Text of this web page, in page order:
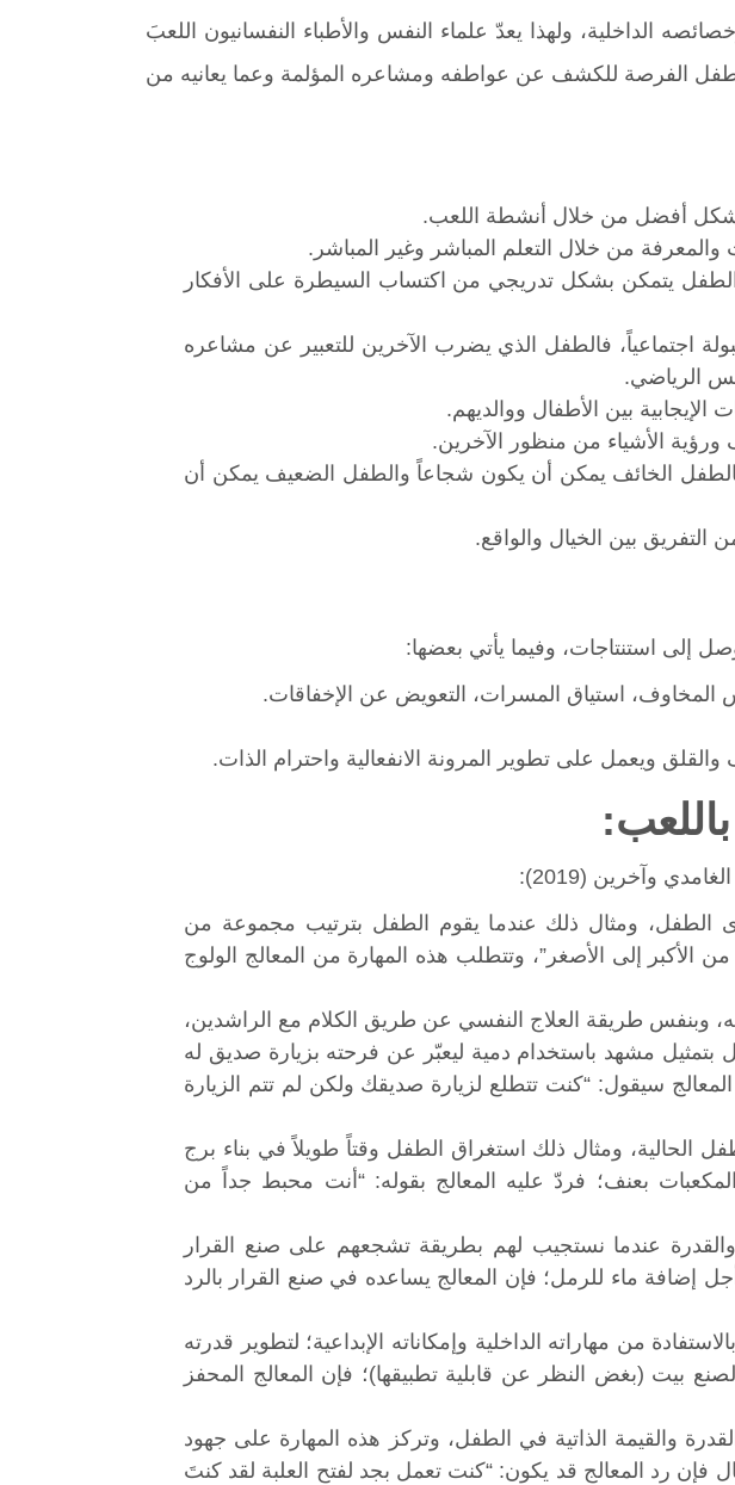
الداخلية، ولهذا يعدّ علماء النفس والأطباء النفسانيون اللعبَ
للطفل الفرصة للكشف عن عواطفه ومشاعره المؤلمة وعما يعانيه من
بشكل أفضل من خلال أنشطة اللعب.
من خلال التعلم المباشر وغير المباشر.
الطفل يتمكن بشكل تدريجي من اكتساب السيطرة على الأفكار
اجتماعياً، فالطفل الذي يضرب الآخرين للتعبير عن مشاعره
الرياضي.
بين الأطفال ووالديهم.
الأشياء من منظور الآخرين.
فالطفل الخائف يمكن أن يكون شجاعاً والطفل الضعيف يمكن أن
التفريق بين الخيال والواقع.
المخاوف، استياق المسرات، التعويض عن الإخفاقات.
ويعمل على تطوير المرونة الانفعالية واحترام الذات.
وآخرين (2019):
ومثال ذلك عندما يقوم الطفل بترتيب مجموعة من
الأكبر إلى الأصغر”، وتتطلب هذه المهارة من المعالج الولوج
وبنفس طريقة العلاج النفسي عن طريق الكلام مع الراشدين،
بتمثيل مشهد باستخدام دمية ليعبّر عن فرحته بزيارة صديق له
سيقول: “كنت تتطلع لزيارة صديقك ولكن لم تتم الزيارة
الحالية، ومثال ذلك استغراق الطفل وقتاً طويلاً في بناء برج
بعنف؛ فردّ عليه المعالج بقوله: “أنت محبط جداً من
عندما نستجيب لهم بطريقة تشجعهم على صنع القرار
إضافة ماء للرمل؛ فإن المعالج يساعده في صنع القرار بالرد
من مهاراته الداخلية وإمكاناته الإبداعية؛ لتطوير قدرته
بيت (بغض النظر عن قابلية تطبيقها)؛ فإن المعالج المحفز
والقيمة الذاتية في الطفل، وتركز هذه المهارة على جهود
رد المعالج قد يكون: “كنت تعمل بجد لفتح العلبة لقد كنتَ